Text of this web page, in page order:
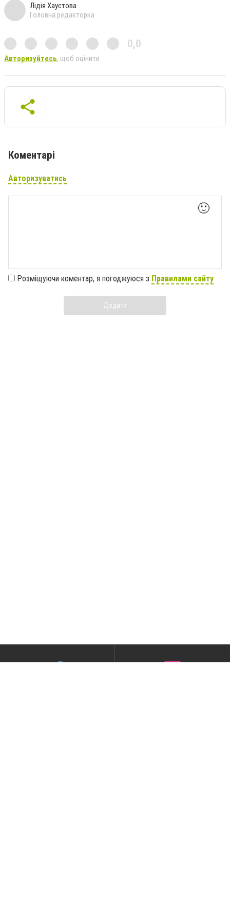
Лідія Хаустова
Головна редакторка
0,0
Авторизуйтесь, щоб оцінити
Коментарі
Авторизуватись
🙂
Розміщуючи коментар, я погоджуюся з Правилами сайту
Додати